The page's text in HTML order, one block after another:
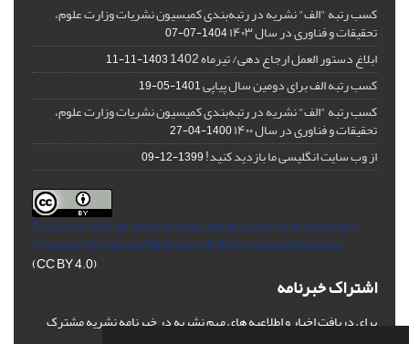
کسب رتبه "الف" نشریه در رتبه‌بندی کمیسیون نشریات وزارت علوم،
تحقیقات و فناوری در سال ۱۴۰۳ 1404-07-07
ابلاغ دستور العمل ارجاع دهی/ تیرماه 1402 1403-11-11
کسب رتبه الف برای دومین سال پیاپی1401-05-19
کسب رتبه "الف" نشریه در رتبه‌بندی کمیسیون نشریات وزارت علوم،
تحقیقات و فناوری در سال ۱۴۰۰ 1400-04-27
از وب سایت انگلیسی ما بازدید کنید!1399-12-09
This Journal is an open access Journal Licensedunder the
Creative Commons Attribution 4.0 International License
(CC BY 4.0)
اشتراک خبرنامه
برای دریافت اخبار و اطلاعیه های مهم نشریه در خبرنامه نشریه مشترک